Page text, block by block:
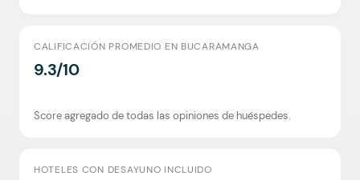
CALIFICACIÓN PROMEDIO EN BUCARAMANGA
9.3/10
Score agregado de todas las opiniones de huéspedes.
HOTELES CON DESAYUNO INCLUIDO